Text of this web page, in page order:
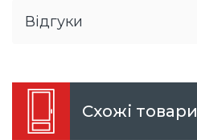
Відгуки
Схожі товари